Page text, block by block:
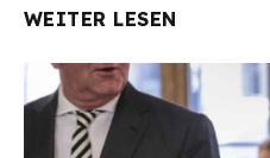
WEITER LESEN